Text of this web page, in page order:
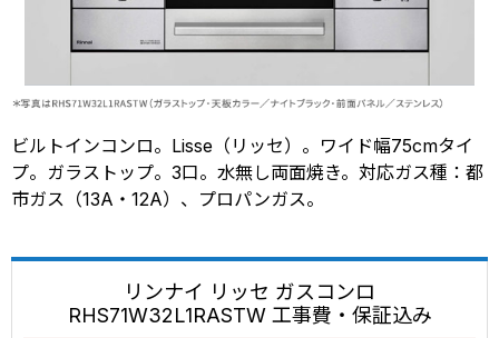
ビルトインコンロ。Lisse（リッセ）。ワイド幅75cmタイ
プ。ガラストップ。3口。水無し両面焼き。対応ガス種：都
市ガス（13A・12A）、プロパンガス。
リンナイ リッセ ガスコンロ
RHS71W32L1RASTW 工事費・保証込み